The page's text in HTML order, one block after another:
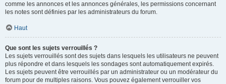
comme les annonces et les annonces générales, les permissions concernant
les notes sont définies par les administrateurs du forum.
Haut
Que sont les sujets verrouillés ?
Les sujets verrouillés sont des sujets dans lesquels les utilisateurs ne peuvent
plus répondre et dans lesquels les sondages sont automatiquement expirés.
Les sujets peuvent être verrouillés par un administrateur ou un modérateur du
forum pour de multiples raisons. Vous pouvez également verrouiller vos